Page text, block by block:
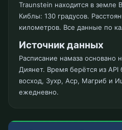
Traunstein находится в земле
Киблы: 130 градусов.
километров. Все данные по
Источник данных
Расписание намаза основано
Диянет. Время берётся из
восход, Зухр, Аср, Магриб и
ежедневно.